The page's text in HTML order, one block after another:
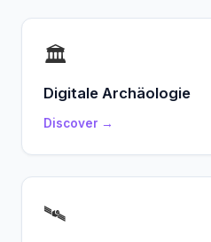
🏛️
Digitale Archäologie
Discover →
🛰️